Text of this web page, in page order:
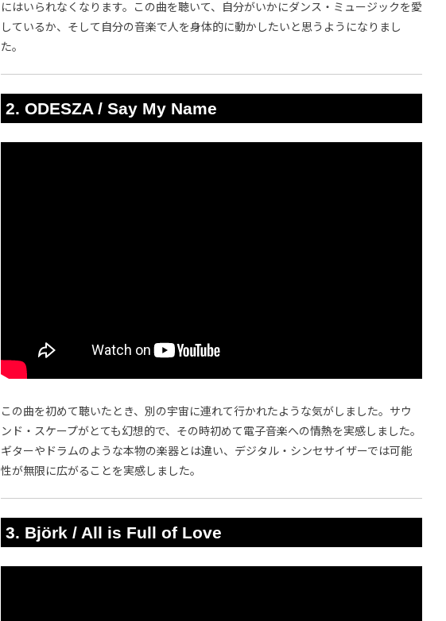
にはいられなくなります。この曲を聴いて、自分がいかにダンス・ミュージックを愛
しているか、そして自分の音楽で人を身体的に動かしたいと思うようになりまし
た。
2. ODESZA / Say My Name
この曲を初めて聴いたとき、別の宇宙に連れて行かれたような気がしました。サウ
ンド・スケープがとても幻想的で、その時初めて電子音楽への情熱を実感しました。
ギターやドラムのような本物の楽器とは違い、デジタル・シンセサイザーでは可能
性が無限に広がることを実感しました。
3. Björk / All is Full of Love